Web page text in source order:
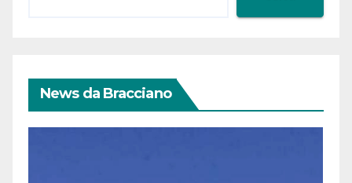
News da Bracciano